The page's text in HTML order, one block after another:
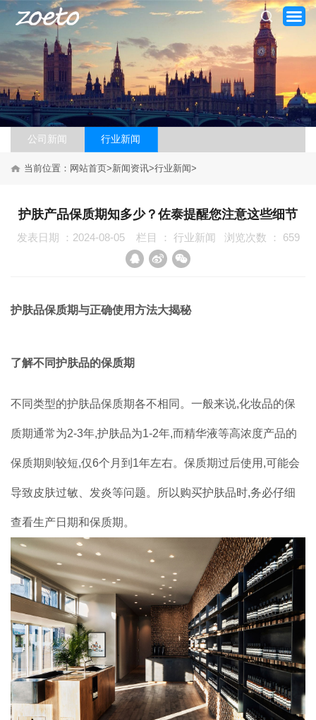
网站首页
产品系列
联系我们
公司新闻 行业新闻
当前位置： 网站首页>新闻资讯>行业新闻>
护肤产品保质期知多少？佐泰提醒您注意这些细节
发表日期 ：2024-08-05 栏目 ： 行业新闻 浏览次数 ： 659
护肤品保质期与正确使用方法大揭秘
了解不同护肤品的保质期
不同类型的护肤品保质期各不相同。一般来说,化妆品的保
质期通常为2-3年,护肤品为1-2年,而精华液等高浓度产品的
保质期则较短,仅6个月到1年左右。保质期过后使用,可能会
导致皮肤过敏、发炎等问题。所以购买护肤品时,务必仔细
查看生产日期和保质期。